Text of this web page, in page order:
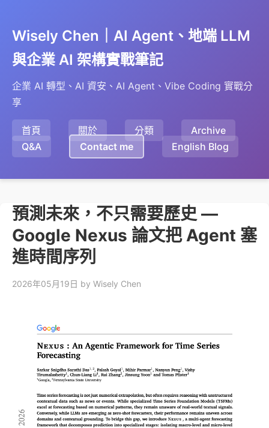
Wisely Chen｜AI Agent、地端 LLM
與企業 AI 架構實戰筆記
企業 AI 轉型、AI 資安、AI Agent、Vibe Coding 實戰分
享
首頁 關於 分類
Archive
Q&A
Contact me English Blog
預測未來，不只需要歷史 —
Google Nexus 論文把 Agent 塞
進時間序列
2026年05月19日 by Wisely Chen